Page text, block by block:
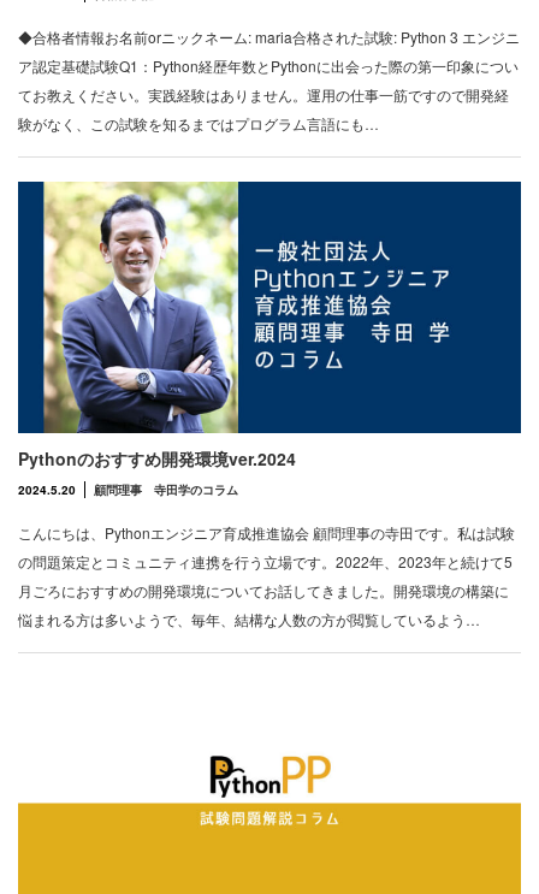
◆合格者情報お名前orニックネーム: maria合格された試験: Python 3 エンジニ
ア認定基礎試験Q1：Python経歴年数とPythonに出会った際の第一印象につい
てお教えください。実践経験はありません。運用の仕事一筋ですので開発経
験がなく、この試験を知るまではプログラム言語にも…
Pythonのおすすめ開発環境ver.2024
2024.5.20 顧問理事 寺田学のコラム
こんにちは、Pythonエンジニア育成推進協会 顧問理事の寺田です。私は試験
の問題策定とコミュニティ連携を行う立場です。2022年、2023年と続けて5
月ごろにおすすめの開発環境についてお話してきました。開発環境の構築に
悩まれる方は多いようで、毎年、結構な人数の方が閲覧しているよう…